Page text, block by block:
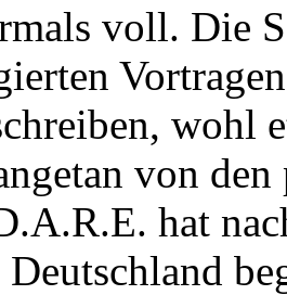
voll. Die
wohl
von
hat
Deutschland